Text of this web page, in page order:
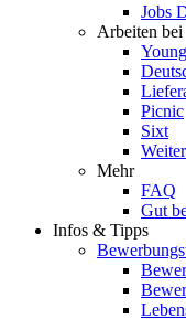
Jobs
Arbeiten bei
Picnic
Sixt
Mehr
FAQ
Gut
Infos & Tipps